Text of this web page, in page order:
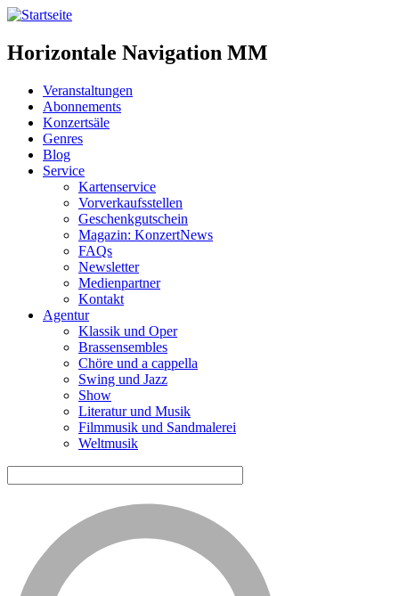
Horizontale Navigation MM
Veranstaltungen
Abonnements
Konzertsäle
Genres
Blog
Service
Kartenservice
Vorverkaufsstellen
Geschenkgutschein
Magazin: KonzertNews
FAQs
Newsletter
Medienpartner
Kontakt
Agentur
Klassik und Oper
Brassensembles
Chöre und a cappella
Swing und Jazz
Show
Literatur und Musik
Filmmusik und Sandmalerei
Weltmusik